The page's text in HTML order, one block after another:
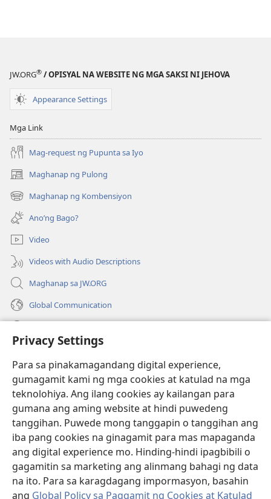
Privacy Settings
Para sa pinakamagandang digital experience,
gumagamit kami ng mga cookies at katulad na mga
teknolohiya. Ang ilang cookies ay kailangan para
gumana ang aming website at hindi puwedeng
tanggihan. Puwede mong tanggapin o tanggihan ang
iba pang cookies na ginagamit para mas mapaganda
ang digital experience mo. Hinding-hindi ipagbibili o
gagamitin sa marketing ang alinmang bahagi ng data
na ito. Para sa karagdagang impormasyon, basahin
ang Global Policy sa Paggamit ng Cookies at Katulad
JW.ORG® / OPISYAL NA WEBSITE NG MGA SAKSI NI JEHOVA
Appearance Settings
Mga Link
Mag-request ng Pupunta sa Iyo
Maghanap ng Pulong
(may
bubukas
na
bagong
window)
Maghanap ng Kombensiyon
(may
bubukas
na
bagong
window)
Ano’ng Bago?
Video
Videos with Audio Descriptions
Maghanap sa JW.ORG
Global Communication
(may
na
bagong
window)
Watchtower ONLINE LIBRARY™
(may
bubukas
na
bagong
window)
JW Hub ®
(may
bubukas
bagong
window)
JW Library ®
Watchtower Library®